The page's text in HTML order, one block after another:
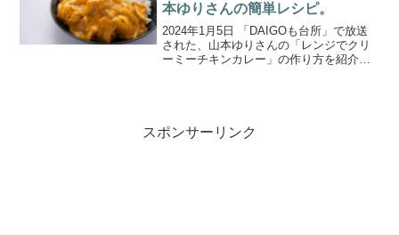
本ゆりさんの簡単レシピ。
2024年1月5日 「DAIGOも台所」で放送
された、山本ゆりさんの「レンジでクリ
ーミーチキンカレー」の作り方を紹介し
スポンサーリンク